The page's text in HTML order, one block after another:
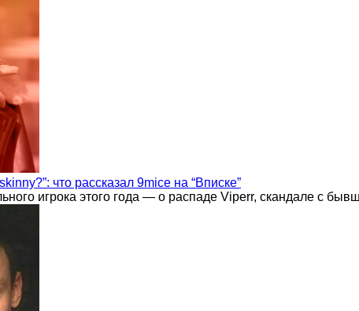
что рассказал 9mice на “Вписке”
игрока этого года — о распаде Viperr, скандале с